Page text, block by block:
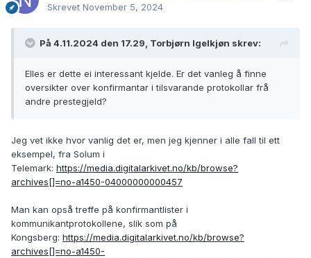
Skrevet November 5, 2024
På 4.11.2024 den 17.29, Torbjørn Igelkjøn skrev:
Elles er dette ei interessant kjelde. Er det vanleg å finne
oversikter over konfirmantar i tilsvarande protokollar frå
andre prestegjeld?
Jeg vet ikke hvor vanlig det er, men jeg kjenner i alle fall til ett
eksempel, fra Solum i
Telemark: https://media.digitalarkivet.no/kb/browse?
archives[]=no-a1450-04000000000457
Man kan opså treffe på konfirmantlister i
kommunikantprotokollene, slik som på
Kongsberg: https://media.digitalarkivet.no/kb/browse?
archives[]=no-a1450-